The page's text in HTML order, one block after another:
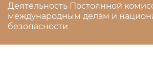
Деятельность Постоянной
международным делам и
безопасности